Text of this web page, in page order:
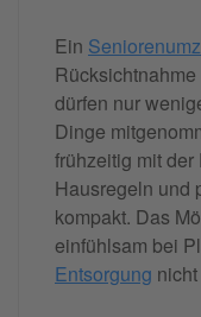
Ein
dürfen nur
Dinge
frühzeitig mit
Hausregeln und
kompakt. Das
einfühlsam bei
Entsorgung